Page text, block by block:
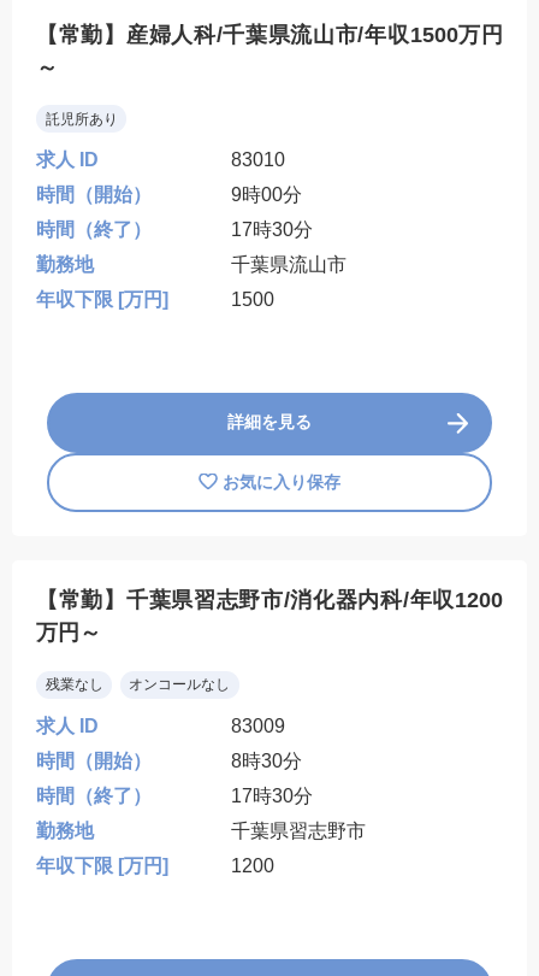
【常勤】産婦人科/千葉県流山市/年収1500万円
～
託児所あり
求人 ID
83010
時間（開始）
9時00分
時間（終了）
17時30分
勤務地
千葉県流山市
年収下限 [万円]
1500
詳細を見る
お気に入り保存
【常勤】千葉県習志野市/消化器内科/年収1200
万円～
残業なし オンコールなし
求人 ID
83009
時間（開始）
8時30分
時間（終了）
17時30分
勤務地
千葉県習志野市
年収下限 [万円]
1200